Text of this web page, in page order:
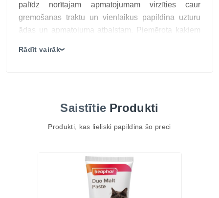
palīdz norītajam apmatojumam virzīties caur
gremošanas traktu un vienlaikus papildina uzturu
ādas un apmatojuma atbalstam. Piemērota kaķiem
ar veterinārārstu.
un garspalvainiem kaķiem, jo to var dot tieši vai
Vislabāko rezultātu dod regulāra ķemmēšana,
pietiekama šķidruma uzņemšana un konkrētajam
kaķim piemērots lietošanas režīms. Atkārtota
vemšana, atteikšanās no barības, sasprindzināta
Rādīt vairāk❯
Saistītie Produkti
Produkti, kas lieliski papildina šo preci